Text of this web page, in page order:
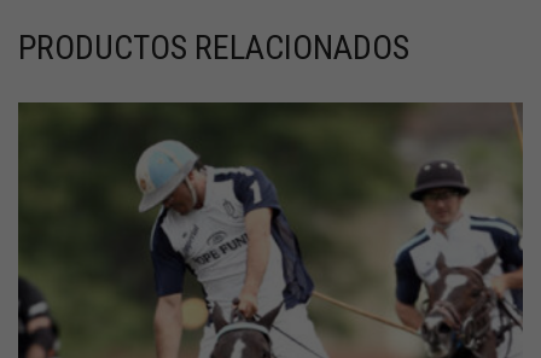
PRODUCTOS RELACIONADOS